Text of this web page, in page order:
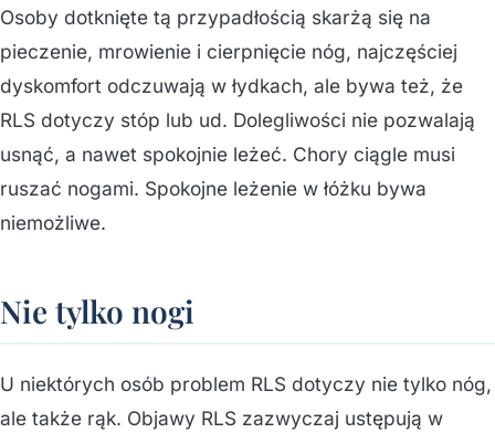
Osoby dotknięte tą przypadłością skarżą się na
pieczenie, mrowienie i cierpnięcie nóg, najczęściej
dyskomfort odczuwają w łydkach, ale bywa też, że
RLS dotyczy stóp lub ud. Dolegliwości nie pozwalają
usnąć, a nawet spokojnie leżeć. Chory ciągle musi
ruszać nogami. Spokojne leżenie w łóżku bywa
niemożliwe.
Nie tylko nogi
U niektórych osób problem RLS dotyczy nie tylko nóg,
ale także rąk. Objawy RLS zazwyczaj ustępują w